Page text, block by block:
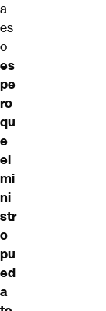
a
es
o
es
pe
ro
qu
e
el
mi
ni
str
o
pu
ed
a